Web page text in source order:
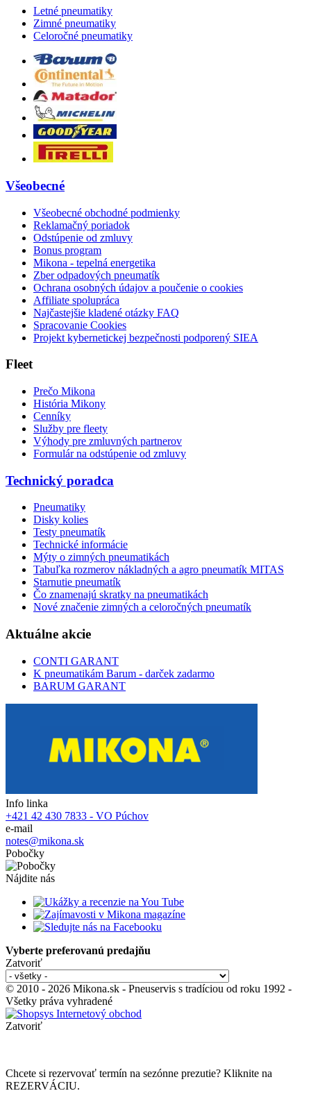
Letné pneumatiky
Zimné pneumatiky
Celoročné pneumatiky
Všeobecné
Všeobecné obchodné podmienky
Reklamačný poriadok
Odstúpenie od zmluvy
Bonus program
Mikona - tepelná energetika
Zber odpadových pneumatík
Ochrana osobných údajov a poučenie o cookies
Affiliate spolupráca
Najčastejšie kladené otázky FAQ
Spracovanie Cookies
Projekt kybernetickej bezpečnosti podporený SIEA
Fleet
Prečo Mikona
História Mikony
Cenníky
Služby pre fleety
Výhody pre zmluvných partnerov
Formulár na odstúpenie od zmluvy
Technický poradca
Pneumatiky
Disky kolies
Testy pneumatík
Technické informácie
Mýty o zimných pneumatikách
Tabuľka rozmerov nákladných a agro pneumatík MITAS
Starnutie pneumatík
Čo znamenajú skratky na pneumatikách
Nové značenie zimných a celoročných pneumatík
Aktuálne akcie
CONTI GARANT
K pneumatikám Barum - darček zadarmo
BARUM GARANT
Info linka
+421 42 430 7833 - VO Púchov
e-mail
notes@mikona.sk
Pobočky
Nájdite nás
Vyberte preferovanú predajňu
Zatvoriť
© 2010 - 2026 Mikona.sk - Pneuservis s tradíciou od roku 1992 -
Všetky práva vyhradené
Zatvoriť
Chcete si rezervovať termín na sezónne prezutie? Kliknite na
REZERVÁCIU.